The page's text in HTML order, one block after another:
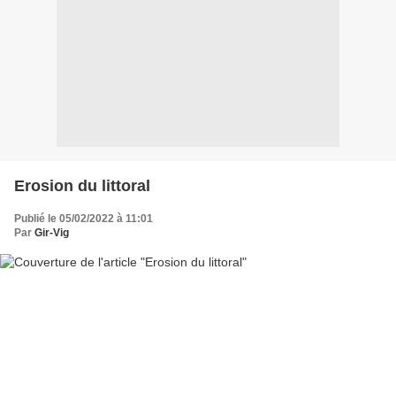
Erosion du littoral
Publié le 05/02/2022 à 11:01
Par Gir-Vig